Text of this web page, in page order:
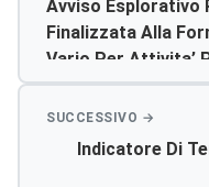
Avviso Esplorativo
Finalizzata Alla
Vario Per Attivita’
Indicatore Di